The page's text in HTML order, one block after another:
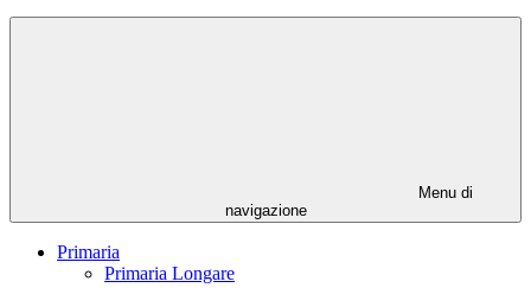
Menu di
navigazione
Primaria
Primaria Longare